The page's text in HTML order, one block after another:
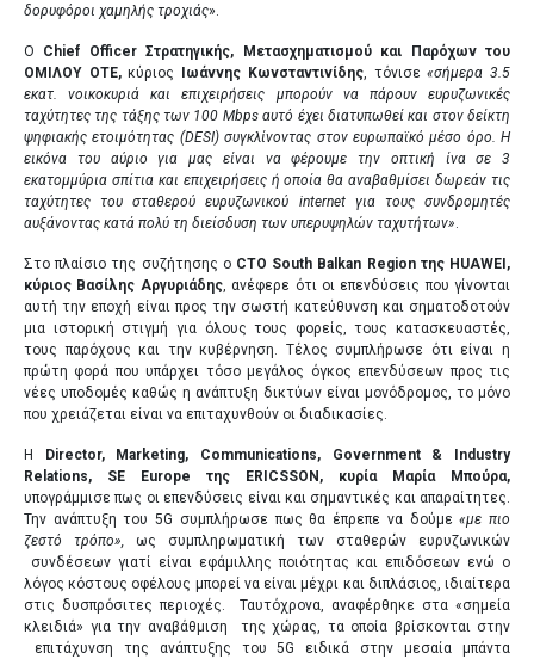
δορυφόροι χαμηλής τροχιάς».
Ο Chief Officer Στρατηγικής, Μετασχηματισμού και Παρόχων του
ΟΜΙΛΟΥ ΟΤΕ,κύριος Ιωάννης Κωνσταντινίδης, τόνισε«σήμερα 3.5
εκατ. νοικοκυριά και επιχειρήσεις μπορούν να πάρουν ευρυζωνικές
ταχύτητες της τάξης των 100 Mbpsαυτό έχει διατυπωθεί και στον δείκτη
ψηφιακής ετοιμότητας (DESI) συγκλίνοντας στον ευρωπαϊκό μέσο όρο. Η
εικόνα του αύριο για μας είναι να φέρουμε την οπτική ίνα σε 3
εκατομμύρια σπίτια και επιχειρήσεις ή οποία θα αναβαθμίσει δωρεάν τις
ταχύτητες του σταθερού ευρυζωνικού internet για τους συνδρομητές
αυξάνοντας κατά πολύ τη διείσδυση των υπερυψηλών ταχυτήτων»
Στο πλαίσιο της συζήτησης ο CTO South Balkan Region της HUAWEI,
κύριος Βασίλης Αργυριάδης, ανέφερε ότι οι επενδύσεις που γίνονται
αυτή την εποχή είναι προς την σωστή κατεύθυνση και σηματοδοτούν
μια ιστορική στιγμή για όλους τους φορείς, τους κατασκευαστές,
τους παρόχους και την κυβέρνηση. Τέλος συμπλήρωσε ότι είναι η
πρώτη φορά που υπάρχει τόσο μεγάλος όγκος επενδύσεων προς τις
νέες υποδομές καθώς η ανάπτυξη δικτύων είναι μονόδρομος, το μόνο
που χρειάζεται είναι να επιταχυνθούν οι διαδικασίες.
Η Director, Marketing, Communications, Government & Industry
Relations, SE Europe της ERICSSON, κυρία Μαρία Μπούρα,
υπογράμμισε πως οι επενδύσεις είναι και σημαντικές και απαραίτητες.
Την ανάπτυξη του 5G συμπλήρωσε πως θα έπρεπε να δούμε«με πιο
ζεστό τρόπο», ως συμπληρωματική των σταθερών ευρυζωνικών
συνδέσεων γιατί είναι εφάμιλλης ποιότητας και επιδόσεων ενώ ο
λόγος κόστους οφέλους μπορεί να είναι μέχρι και διπλάσιος, ιδιαίτερα
στις δυσπρόσιτες περιοχές. Ταυτόχρονα, αναφέρθηκε στα «σημεία
κλειδιά» για την αναβάθμιση της χώρας, τα οποία βρίσκονται στην
επιτάχυνση της ανάπτυξης του 5G ειδικά στην μεσαία μπάντα